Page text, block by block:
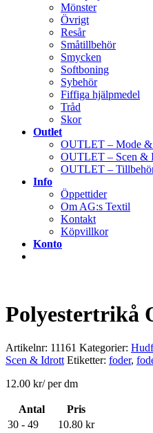
Mönster
Övrigt
Resår
Småtillbehör
Smycken
Softboning
Sybehör
Fiffiga hjälpmedel
Tråd
Skor
Outlet
OUTLET – Mode &
OUTLET – Scen &
OUTLET –
Info
Öppettider
Om AG:s Textil
Kontakt
Köpvillkor
Konto
Polyestertrikå
Artikelnr: 11161 Kategorier:
Scen & Idrott Etiketter: foder,
12.00 kr/ per dm
Antal
Pris
30 - 49
10.80 kr